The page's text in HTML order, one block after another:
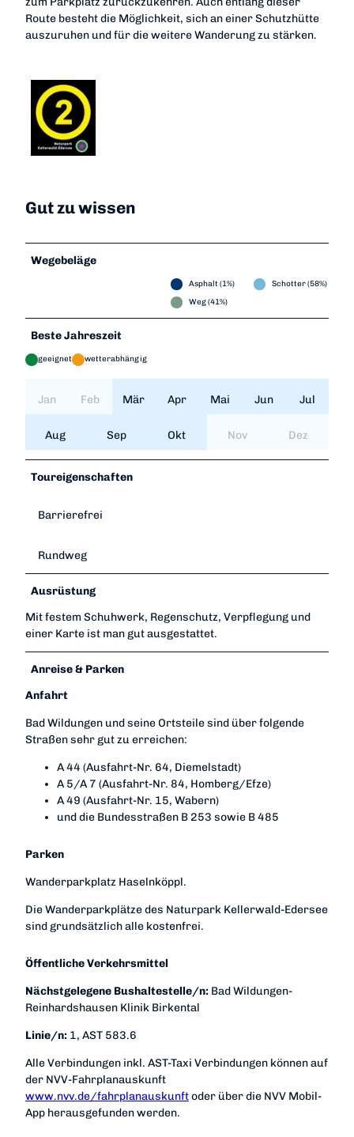
Route besteht die Möglichkeit, sich an einer Schutzhütte
auszuruhen und für die weitere Wanderung zu stärken.
Gut zu wissen
Wegebeläge
Asphalt (1%)
Schotter (58%)
Weg (41%)
Beste Jahreszeit
geeignet wetterabhängig
Jan Feb Mär Apr Mai Jun Jul
Aug Sep Okt Nov Dez
Toureigenschaften
Barrierefrei
Rundweg
Ausrüstung
Mit festem Schuhwerk, Regenschutz, Verpflegung und
einer Karte ist man gut ausgestattet.
Anreise & Parken
Anfahrt
Bad Wildungen und seine Ortsteile sind über folgende
Straßen sehr gut zu erreichen:
A 44 (Ausfahrt-Nr. 64, Diemelstadt)
A 5/A 7 (Ausfahrt-Nr. 84, Homberg/Efze)
A 49 (Ausfahrt-Nr. 15, Wabern)
und die Bundesstraßen B 253 sowie B 485
Parken
Wanderparkplatz Haselnköppl.
Die Wanderparkplätze des Naturpark Kellerwald-Edersee
sind grundsätzlich alle kostenfrei.
Öffentliche Verkehrsmittel
Nächstgelegene Bushaltestelle/n: Bad Wildungen-
Reinhardshausen Klinik Birkental
Linie/n: 1, AST 583.6
Alle Verbindungen inkl. AST-Taxi Verbindungen können auf
der NVV-Fahrplanauskunft
www.nvv.de/fahrplanauskunftoder über die NVV Mobil-
App herausgefunden werden.